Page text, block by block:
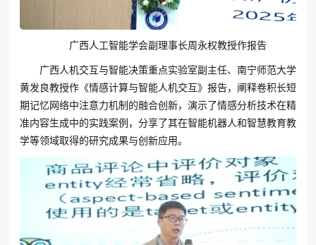
广西人工智能学会副理事长周永权教授作报告
广西人机交互与智能决策重点实验室副主任、南宁师范大学
黄发良教授作《情感计算与智能人机交互》报告，阐释卷积长短
期记忆网络中注意力机制的融合创新，演示了情感分析技术在精
准内容生成中的实践案例，分享了其在智能机器人和智慧教育教
学等领域取得的研究成果与创新应用。